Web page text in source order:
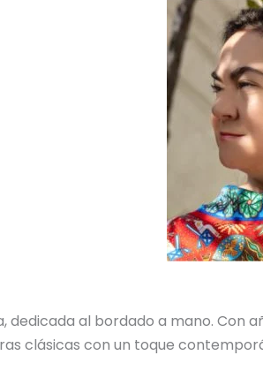
al bordado a mano. Con
clásicas con un toque